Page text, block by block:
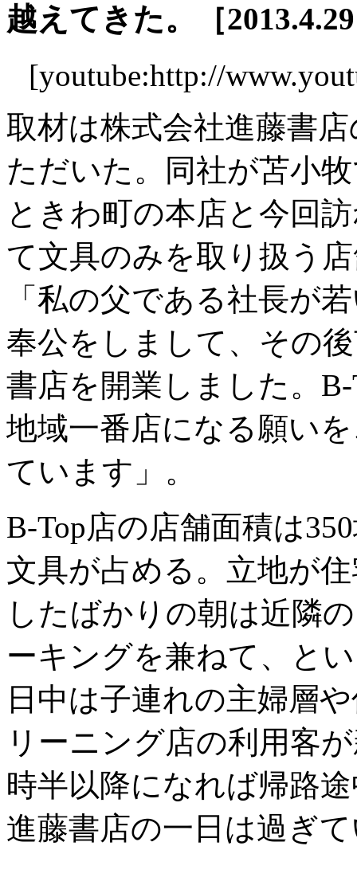
越えてきた。［
[youtube:http://
取材は株式会社進藤書
ただいた。同社が苫小
ときわ町の本店と今回
て文具のみを取り扱う
「私の父である社長が
奉公をしまして、その
書店を開業しました。
地域一番店になる願い
ています」。
B-Top店の店舗面積は
文具が占める。立地が
したばかりの朝は近隣
ーキングを兼ねて、と
日中は子連れの主婦層
リーニング店の利用客
時半以降になれば帰路
進藤書店の一日は過ぎ